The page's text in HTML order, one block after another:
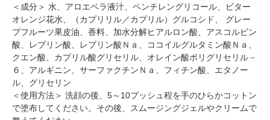
＜成分＞ 水、アロエベラ液汁、ペンチレングリコール、ビター
オレンジ花水、（カプリリル／カプリル）グルコシド、 グレー
プフルーツ果皮油、香料、加水分解ヒアルロン酸、アスコルビン
酸、レブリン酸、レブリン酸Ｎａ、ココイルグルタミン酸Ｎａ、
クエン酸、カプリル酸グリセリル、オレイン酸ポリグリセリル－
６、アルギニン、サーファクチンＮａ、フィチン酸、エタノー
ル、グリセリン
＜使用方法＞ 洗顔の後、5～10プッシュ程を手のひらかコットン
で塗布してください。その後、スムージングジェルやクリームで